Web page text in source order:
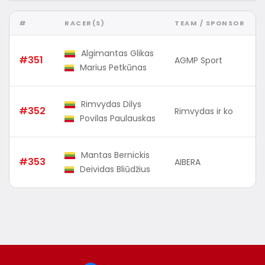
# RACER(S) TEAM / SPONSOR
#351
Algimantas Glikas
Marius Petkūnas
AGMP Sport
#352
Rimvydas Dilys
Povilas Paulauskas
Rimvydas ir ko
#353
Mantas Bernickis
Deividas Bliūdžius
AIBERA